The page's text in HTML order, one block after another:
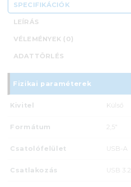
SPECIFIKÁCIÓK
LEÍRÁS
VÉLEMÉNYEK (0)
ADATTÖRLÉS
Fizikai paraméterek
Kivitel Külső
Formátum 2,5"
Csatolófelület USB-A
Csatlakozás USB 3.2